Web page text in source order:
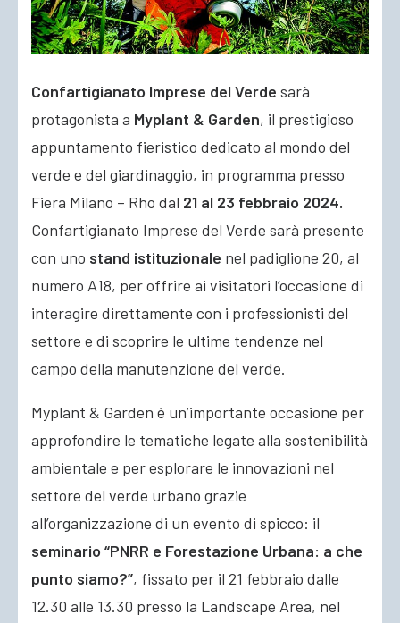
Confartigianato Imprese del Verde sarà
protagonista a Myplant & Garden, il prestigioso
appuntamento fieristico dedicato al mondo del
verde e del giardinaggio, in programma presso
Fiera Milano – Rho dal 21 al 23 febbraio 2024.
Confartigianato Imprese del Verde sarà presente
con uno stand istituzionale nel padiglione 20, al
numero A18, per offrire ai visitatori l’occasione di
interagire direttamente con i professionisti del
settore e di scoprire le ultime tendenze nel
campo della manutenzione del verde.
Myplant & Garden è un’importante occasione per
approfondire le tematiche legate alla sostenibilità
ambientale e per esplorare le innovazioni nel
settore del verde urbano grazie
all’organizzazione di un evento di spicco: il
seminario “PNRR e Forestazione Urbana: a che
punto siamo?”, fissato per il 21 febbraio dalle
12.30 alle 13.30 presso la Landscape Area, nel